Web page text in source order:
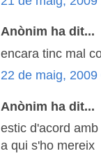
Anònim ha dit...
encara tinc mal
22 de maig, 2009
Anònim ha dit...
estic d'acord
a qui s'ho mereix